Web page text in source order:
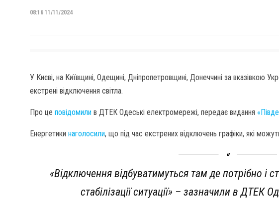
08:16 11/11/2024
У Києві, на Київщині, Одещині, Дніпропетровщині, Донеччині за вказівкою
екстрені відключення світла.
Про це повідомили в ДТЕК Одеські електромережі, передає видання
Енергетики наголосили, що під час екстрених відключень графіки, які
«Відключення відбуватимуться там де потрібно і
стабілізації ситуації» – зазначили в ДТЕК